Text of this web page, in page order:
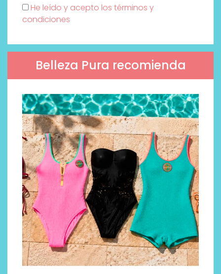
He leído y acepto los términos y
condiciones
Belleza Pura recomienda